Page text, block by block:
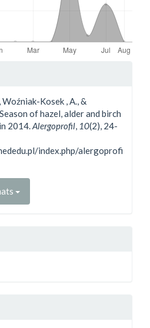
Woźniak-Kosek , A., &
of hazel, alder and birch
2014.Alergoprofil, 10(2), 24-
index.php/alergoprofi